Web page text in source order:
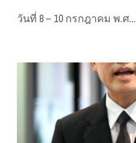
วันที่ 8 – 10 กรกฎาคม พ.ศ...